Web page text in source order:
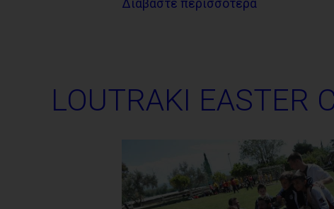
Διαβάστε περισσότερα
LOUTRAKI EASTER